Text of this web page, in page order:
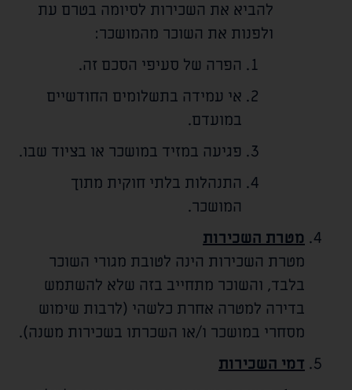
להביא את השכירות לסיומה בטרם עת
ולפנות את השוכר מהמושכר:
הפרה של סעיפי הסכם זה.
אי עמידה בתשלומים החודשיים
במועדם.
פגיעה במזיד במושכר או בציוד שבו.
התנהלות בלתי חוקית מתוך
המושכר.
מטרת השכירות
מטרת השכירות הינה לטובת מגורי השוכר
בלבד, והשוכר מתחייב בזה שלא להשתמש
בדירה למטרה אחרת כלשהי (לרבות שימוש
מסחרי במושכר ו/או השכרתו בשכירות משנה).
דמי השכירות